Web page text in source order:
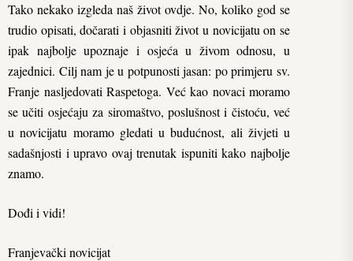
Tako nekako izgleda naš život ovdje. No, koliko god se
trudio opisati, dočarati i objasniti život u novicijatu on se
ipak najbolje upoznaje i osjeća u živom odnosu, u
zajednici. Cilj nam je u potpunosti jasan: po primjeru sv.
Franje nasljedovati Raspetoga. Već kao novaci moramo
se učiti osjećaju za siromaštvo, poslušnost i čistoću, već
u novicijatu moramo gledati u budućnost, ali živjeti u
sadašnjosti i upravo ovaj trenutak ispuniti kako najbolje
znamo.
Dođi i vidi!
Franjevački novicijat